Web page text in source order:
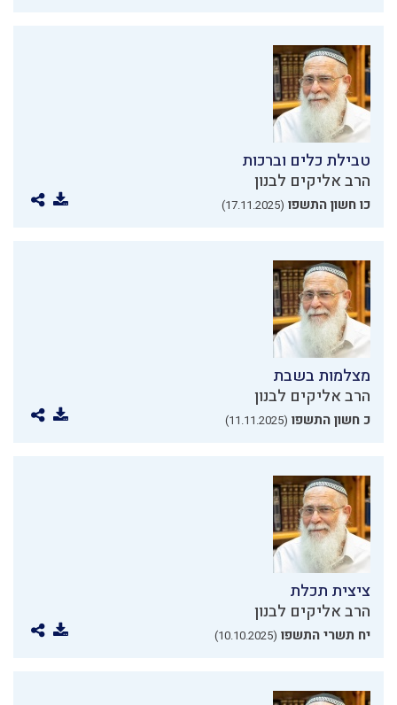
טבילת כלים וברכות
הרב אליקים לבנון
כו חשון התשפו (17.11.2025)
מצלמות בשבת
הרב אליקים לבנון
כ חשון התשפו (11.11.2025)
ציצית תכלת
הרב אליקים לבנון
יח תשרי התשפו (10.10.2025)